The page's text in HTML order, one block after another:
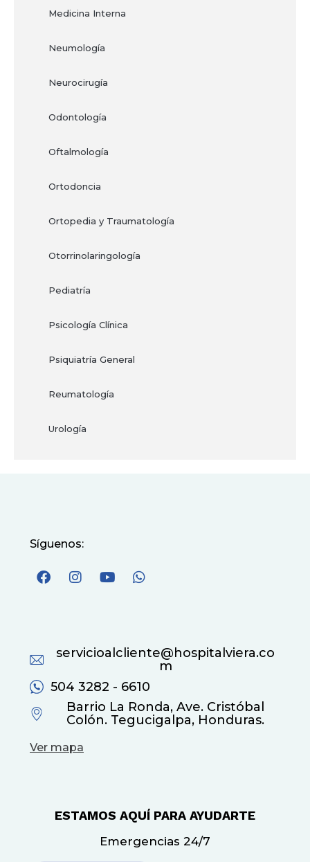
Medicina Interna
Neumología
Neurocirugía
Odontología
Oftalmología
Ortodoncia
Ortopedia y Traumatología
Otorrinolaringología
Pediatría
Psicología Clínica
Psiquiatría General
Reumatología
Urología
Síguenos:
servicioalcliente@hospitalviera.co
m
504 3282 - 6610
Barrio La Ronda, Ave. Cristóbal
Colón. Tegucigalpa, Honduras.
Ver mapa
ESTAMOS AQUÍ PARA AYUDARTE
Emergencias 24/7